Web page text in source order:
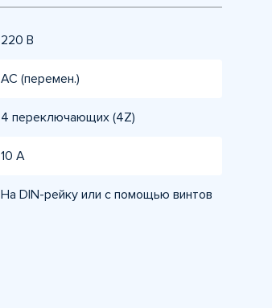
220 В
AC (перемен.)
4 переключающих (4Z)
10 А
На DIN-рейку или с помощью винтов